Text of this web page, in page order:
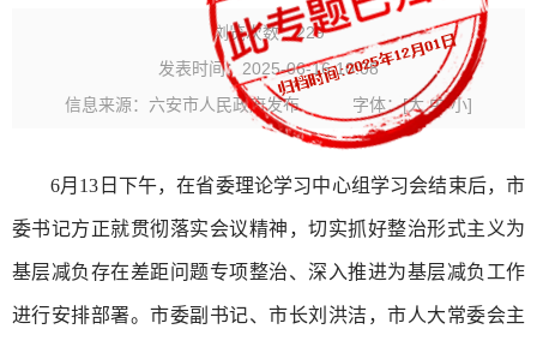
浏览次数：229
发表时间：2025-06-16 10:08
信息来源：六安市人民政府发布
字体：[大 中 小]
6月13日下午，在省委理论学习中心组学习会结束后，市
委书记方正就贯彻落实会议精神，切实抓好整治形式主义为
基层减负存在差距问题专项整治、深入推进为基层减负工作
进行安排部署。市委副书记、市长刘洪洁，市人大常委会主